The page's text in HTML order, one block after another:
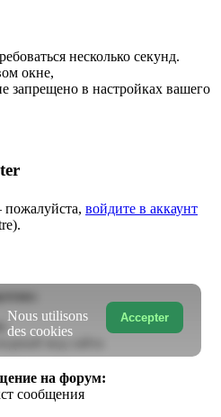
несколько секунд.
окне,
запрещено в настройках вашего
пожалуйста, войдите в аккаунт
код сайта
на форум:
сообщения
Accepter
Nous utilisons
des cookies